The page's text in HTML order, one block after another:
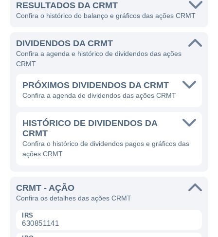
RESULTADOS DA CRMT
Confira o histórico do balanço e gráficos das ações CRMT
DIVIDENDOS DA CRMT
Confira a agenda e histórico de dividendos das ações
CRMT
PRÓXIMOS DIVIDENDOS DA CRMT
Confira a agenda de dividendos das ações CRMT
HISTÓRICO DE DIVIDENDOS DA
CRMT
Confira o histórico de dividendos pagos e gráficos das
ações CRMT
CRMT - AÇÃO
Confira os detalhes das ações CRMT
IRS
630851141